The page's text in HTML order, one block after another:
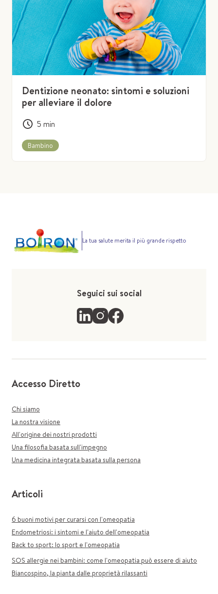
Dentizione neonato: sintomi e soluzioni
per alleviare il dolore
5 min
Bambino
La tua salute merita il più grande rispetto
Seguici sui social
Accesso Diretto
Chi siamo
La nostra visione
All'origine dei nostri prodotti
Una filosofia basata sull'impegno
Una medicina integrata basata sulla persona
Articoli
6 buoni motivi per curarsi con l'omeopatia
Endometriosi: i sintomi e l'aiuto dell'omeopatia
Back to sport: lo sport e l'omeopatia
SOS allergie nei bambini: come l'omeopatia può essere di aiuto
Biancospino, la pianta dalle proprietà rilassanti